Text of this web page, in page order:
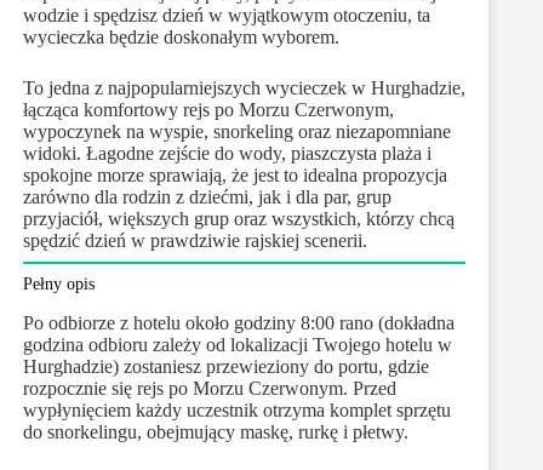
wodzie i spędzisz dzień w wyjątkowym otoczeniu, ta
wycieczka będzie doskonałym wyborem.
To jedna z najpopularniejszych wycieczek w Hurghadzie,
łącząca komfortowy rejs po Morzu Czerwonym,
wypoczynek na wyspie, snorkeling oraz niezapomniane
widoki. Łagodne zejście do wody, piaszczysta plaża i
spokojne morze sprawiają, że jest to idealna propozycja
zarówno dla rodzin z dziećmi, jak i dla par, grup
przyjaciół, większych grup oraz wszystkich, którzy chcą
spędzić dzień w prawdziwie rajskiej scenerii.
Pełny opis
Po odbiorze z hotelu około godziny 8:00 rano (dokładna
godzina odbioru zależy od lokalizacji Twojego hotelu w
Hurghadzie) zostaniesz przewieziony do portu, gdzie
rozpocznie się rejs po Morzu Czerwonym. Przed
wypłynięciem każdy uczestnik otrzyma komplet sprzętu
do snorkelingu, obejmujący maskę, rurkę i płetwy.